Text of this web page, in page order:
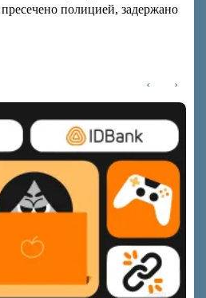
полицией, задержано
‹ ›